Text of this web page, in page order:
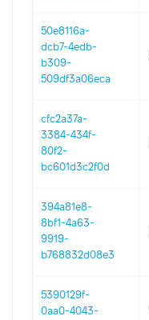
50e8116a-
dcb7-4edb-
b309-
509df3a06eca
cfc2a37a-
3384-434f-
80f2-
bc601d3c2f0d
394a81e8-
8bf1-4a63-
9919-
b768832d08e3
5390129f-
0aa0-4043-